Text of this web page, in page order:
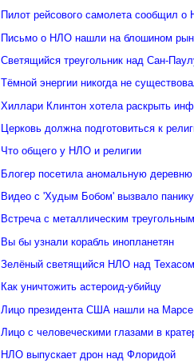
Пилот рейсового самолета сообщил о
Письмо о НЛО нашли на блошином
Светящийся треугольник над Сан-
Тёмной энергии никогда не
Хиллари Клинтон хотела раскрыть
Церковь должна подготовиться к
Что общего у НЛО и религии
Блогер посетила аномальную деревню
Видео с 'Худым Бобом' вызвало панику
Встреча с металлическим
Вы бы узнали корабль инопланетян
Зелёный светящийся НЛО над Техасом
Как уничтожить астероид-убийцу
Лицо президента США нашли на Марсе
Лицо с человеческими глазами в
НЛО выпускает дрон над Флоридой